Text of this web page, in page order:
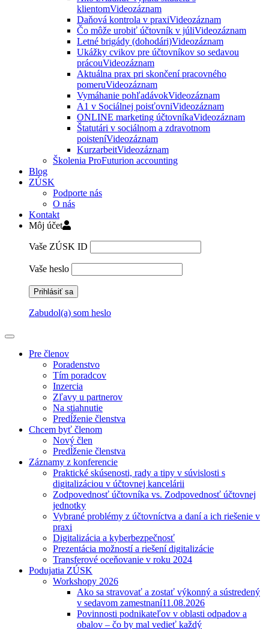
klientomVideozáznam
Daňová kontrola v praxiVideozáznam
Čo môže urobiť účtovník v júliVideozáznam
Letné brigády (dohodári)Videozáznam
Ukážky cvikov pre účtovníkov so sedavou
prácouVideozáznam
Aktuálna prax pri skončení pracovného
pomeruVideozáznam
Vymáhanie pohľadávokVideozáznam
A1 v Sociálnej poisťovniVideozáznam
ONLINE marketing účtovníkaVideozáznam
Štatutári v sociálnom a zdravotnom
poisteníVideozáznam
KurzarbeitVideozáznam
Školenia ProFuturion accounting
Blog
ZÚSK
Podporte nás
O nás
Kontakt
Môj účet
Vaše ZÚSK ID
Vaše heslo
Zabudol(a) som heslo
Pre členov
Poradenstvo
Tím poradcov
Inzercia
Zľavy u partnerov
Na stiahnutie
Predĺženie členstva
Chcem byť členom
Nový člen
Predĺženie členstva
Záznamy z konferencie
Praktické skúsenosti, rady a tipy v súvislosti s
digitalizáciou v účtovnej kancelárii
Zodpovednosť účtovníka vs. Zodpovednosť účtovnej
jednotky
Vybrané problémy z účtovníctva a daní a ich riešenie v
praxi
Digitalizácia a kyberbezpečnosť
Prezentácia možností a riešení digitalizácie
Transferové oceňovanie v roku 2024
Podujatia ZÚSK
Workshopy 2026
Ako sa stravovať a zostať výkonný a sústredený
v sedavom zamestnaní11.08.2026
Povinnosti podnikateľov v oblasti odpadov a
obalov – čo by mal vedieť každý